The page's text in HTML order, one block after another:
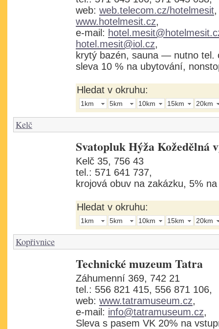
web: web.telecom.cz/hotelmesit,
www.hotelmesit.cz,
e-mail:
hotel.mesit@iol.cz,
krytý bazén, sauna — nutno tel.
sleva 10 % na ubytování,
Hledat v okruhu:
1km 5km 10km 15km 20km
Kelč
Svatopluk Hýža Kožedělná
Kelč 35, 756 43
tel.: 571 641 737,
krojová obuv na zakázku, 5%
Hledat v okruhu:
1km 5km 10km 15km 20km
Kopřivnice
Technické muzeum Tatra
Záhumenní 369, 742 21
tel.: 556 821 415, 556 871 106,
web: www.tatramuseum.cz,
e-mail: info@tatramuseum.cz,
Sleva s pasem VK 20% na